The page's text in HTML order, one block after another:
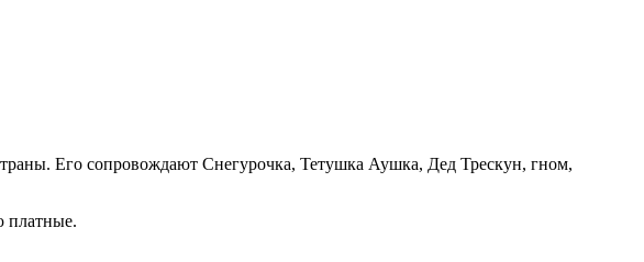
Его сопровождают Снегурочка, Тетушка Аушка, Дед Трескун, гном,
платные.